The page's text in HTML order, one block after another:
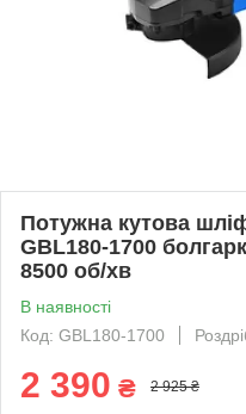
Потужна кутова
GBL180-1700
8500 об/хв
В наявності
Код: GBL180-1700
2 390 ₴ 2 925 ₴